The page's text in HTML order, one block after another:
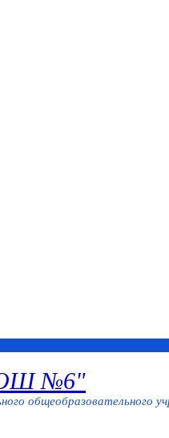
№6"
общеобразовательного